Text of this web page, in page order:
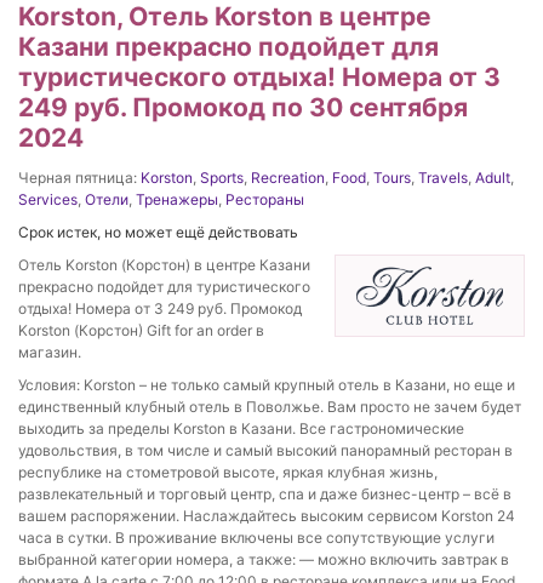
Korston, Отель Korston в центре
Казани прекрасно подойдет для
туристического отдыха! Номера от 3
249 руб. Промокод по 30 сентября
2024
Черная пятница: Korston, Sports, Recreation, Food, Tours, Travels, Adult,
Services, Отели, Тренажеры, Рестораны
Срок истек, но может ещё действовать
Отель Korston (Корстон) в центре Казани
прекрасно подойдет для туристического
отдыха! Номера от 3 249 руб. Промокод
Korston (Корстон) Gift for an order в
магазин.
Условия: Korston – не только самый крупный отель в Казани, но еще и
единственный клубный отель в Поволжье. Вам просто не зачем будет
выходить за пределы Korston в Казани. Все гастрономические
удовольствия, в том числе и самый высокий панорамный ресторан в
республике на стометровой высоте, яркая клубная жизнь,
развлекательный и торговый центр, спа и даже бизнес-центр – всё в
вашем распоряжении. Наслаждайтесь высоким сервисом Korston 24
часа в сутки. В проживание включены все сопутствующие услуги
выбранной категории номера, а также: — можно включить завтрак в